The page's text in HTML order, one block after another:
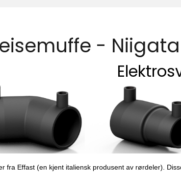
- Niigata
fra Effast (en kjent italiensk produsent av rørdeler).